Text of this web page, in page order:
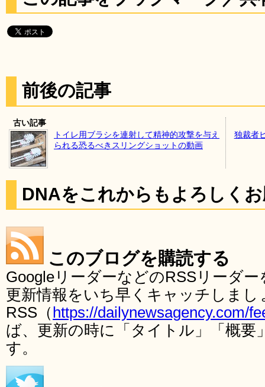
前後の記事
古い記事
トイレ用ブラシを連射して精神的攻撃を与え
られる恐るべきスリングショットの動画
独裁者
DNAをこれからもよろしく
このブログを購読する
GoogleリーダーなどのRSSリーダ
更新情報をいち早くキャッチしま
RSS（ https://dailynewsagency.com/
ば、更新の時に「タイトル」「概要
す。